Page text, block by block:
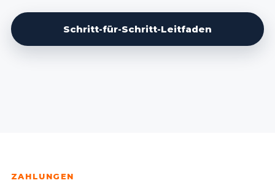
Schritt-für-Schritt-Leitfaden
ZAHLUNGEN